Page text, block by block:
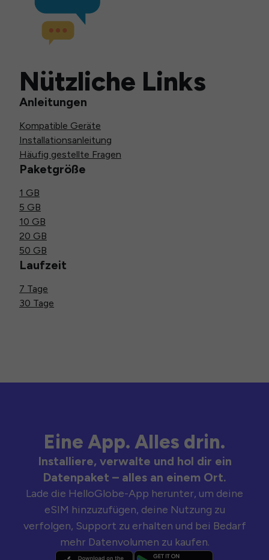
Nützliche Links
Anleitungen
Kompatible Geräte
Installationsanleitung
Häufig gestellte Fragen
Paketgröße
1 GB
5 GB
10 GB
20 GB
50 GB
Laufzeit
7 Tage
30 Tage
Eine App. Alles drin.
Installiere, verwalte und hol dir ein
Datenpaket – alles an einem Ort.
Lade die HelloGlobe-App herunter, um deine
eSIM hinzuzufügen, deine Nutzung zu
verfolgen, Support zu erhalten und bei Bedarf
mehr Datenvolumen zu kaufen.